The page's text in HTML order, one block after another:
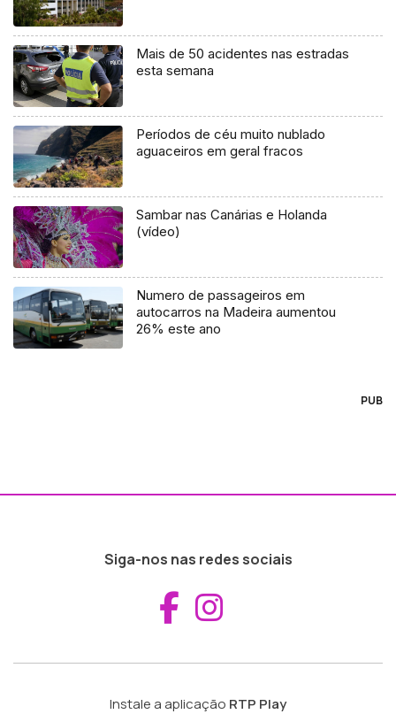
Mais de 50 acidentes nas estradas
esta semana
Períodos de céu muito nublado
aguaceiros em geral fracos
Sambar nas Canárias e Holanda
(vídeo)
Numero de passageiros em
autocarros na Madeira aumentou
26% este ano
PUB
Siga-nos nas redes sociais
Aceder ao
Instale a aplicação RTP Play